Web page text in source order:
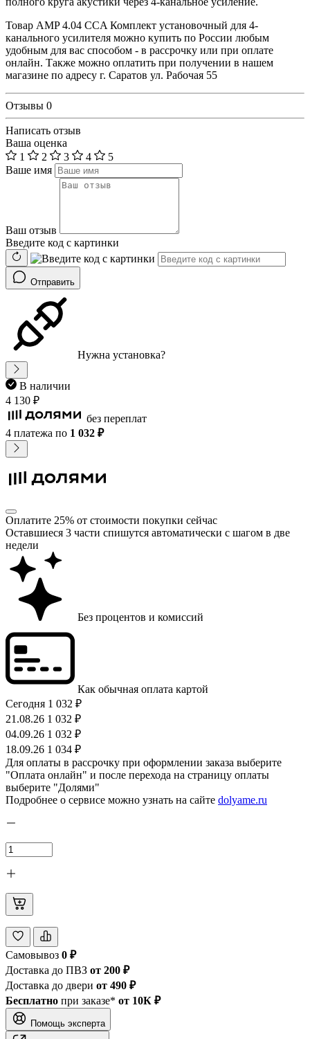
Товар AMP 4.04 CCA Комплект установочный для 4-
канального усилителя можно купить по России любым
удобным для вас способом - в рассрочку или при оплате
онлайн. Также можно оплатить при получении в нашем
магазине по адресу г. Саратов ул. Рабочая 55
Отзывы 0
Написать отзыв
Ваша оценка
1
2 3 4
5
Ваше имя
Ваш отзыв
Введите код с картинки
Отправить
Нужна установка?
В наличии
4 130 ₽
без переплат
4 платежа по 1 032 ₽
Оплатите 25% от стоимости покупки сейчас
Оставшиеся 3 части спишутся автоматически с шагом в две
недели
Без процентов и комиссий
Как обычная оплата картой
Сегодня 1 032 ₽
21.08.26 1 032 ₽
04.09.26 1 032 ₽
18.09.26 1 034 ₽
Для оплаты в рассрочку при оформлении заказа выберите
"Оплата онлайн" и после перехода на страницу оплаты
выберите "Долями"
Подробнее о сервисе можно узнать на сайте dolyame.ru
Самовывоз 0 ₽
Доставка до ПВЗ от 200 ₽
Доставка до двери от 490 ₽
Бесплатно при заказе* от 10К ₽
Помощь эксперта